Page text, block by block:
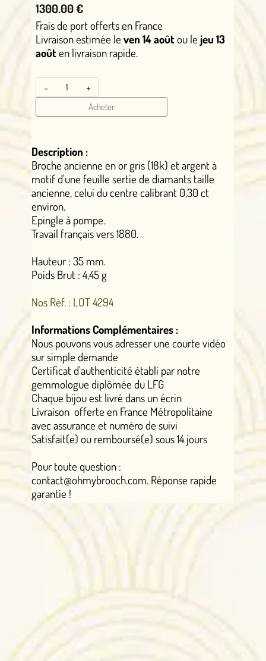
1300.00 €
Frais de port offerts en France
Livraison estimée le ven 14 aoûtou le jeu 13
aoûten livraison rapide.
- +
Acheter
Description :
Broche ancienne en or gris (18k) et argent à
motif d'une feuille sertie de diamants taille
ancienne, celui du centre calibrant 0,30 ct
environ.
Epingle à pompe.
Travail français vers 1880.
Hauteur : 35 mm.
Poids Brut : 4,45 g
Nos Réf. : LOT 4294
Informations Complémentaires :
Nous pouvons vous adresser une courte vidéo
sur simple demande
Certificat d'authenticité établi par notre
gemmologue diplômée du LFG
Chaque bijou est livré dans un écrin
Livraison offerte en France Métropolitaine
avec assurance et numéro de suivi
Satisfait(e) ou remboursé(e) sous 14 jours
Pour toute question :
contact@ohmybrooch.com. Réponse rapide
garantie !